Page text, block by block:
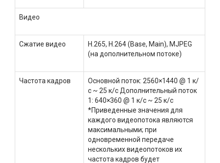
Видео
Сжатие видео
H.265, H.264 (Base, Main), MJPEG
(на дополнительном потоке)
Частота кадров
Основной поток: 2560×1440 @ 1 к/
с ~ 25 к/с Дополнительный поток
1: 640×360 @ 1 к/с ~ 25 к/с
*Приведенные значения для
каждого видеопотока являются
максимальными; при
одновременной передаче
нескольких видеопотоков их
частота кадров будет